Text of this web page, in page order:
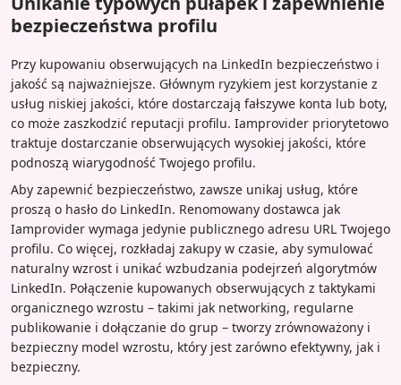
bezpieczeństwa profilu
Przy kupowaniu obserwujących na LinkedIn bezpieczeństwo i
jakość są najważniejsze. Głównym ryzykiem jest korzystanie z
usług niskiej jakości, które dostarczają fałszywe konta lub boty,
co może zaszkodzić reputacji profilu. Iamprovider priorytetowo
traktuje dostarczanie obserwujących wysokiej jakości, które
podnoszą wiarygodność Twojego profilu.
Aby zapewnić bezpieczeństwo, zawsze unikaj usług, które
proszą o hasło do LinkedIn. Renomowany dostawca jak
Iamprovider wymaga jedynie publicznego adresu URL Twojego
profilu. Co więcej, rozkładaj zakupy w czasie, aby symulować
naturalny wzrost i unikać wzbudzania podejrzeń algorytmów
LinkedIn. Połączenie kupowanych obserwujących z taktykami
organicznego wzrostu – takimi jak networking, regularne
publikowanie i dołączanie do grup – tworzy zrównoważony i
bezpieczny model wzrostu, który jest zarówno efektywny, jak i
bezpieczny.